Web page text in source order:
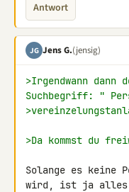
Antwort
JG Jens G.(jensig)
>Irgendwann dann
Suchbegriff: "
>Da kommst du
Solange es keine
wird, ist ja alles